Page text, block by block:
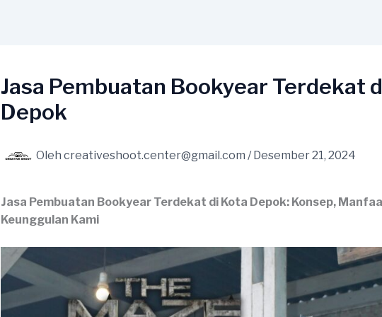
Jasa Pembuatan Bookyear Terdekat
Depok
Oleh creativeshoot.center@gmail.com / Desember 21, 2024
Jasa Pembuatan Bookyear Terdekat di Kota Depok: Konsep,
Keunggulan Kami